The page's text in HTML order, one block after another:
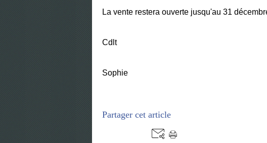
La vente restera ouverte jusqu'au 31
Cdlt
Sophie
Partager cet article